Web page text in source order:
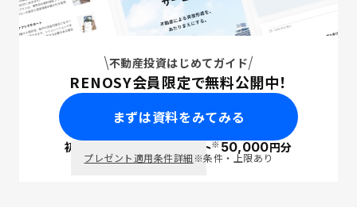
不動産投資はじめてガイド
RENOSY会員限定で無料公開中！
まずは資料をみてみる
初回面談で ポイント※50,000円分
プレゼント適用条件詳細※条件・上限あり